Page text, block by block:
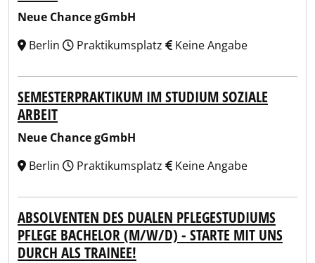
Neue Chance gGmbH
Berlin
Praktikumsplatz Keine Angabe
SEMESTERPRAKTIKUM IM STUDIUM SOZIALE
ARBEIT
Neue Chance gGmbH
Berlin
Praktikumsplatz Keine Angabe
ABSOLVENTEN DES DUALEN PFLEGESTUDIUMS
PFLEGE BACHELOR (M/W/D) - STARTE MIT UNS
DURCH ALS TRAINEE!